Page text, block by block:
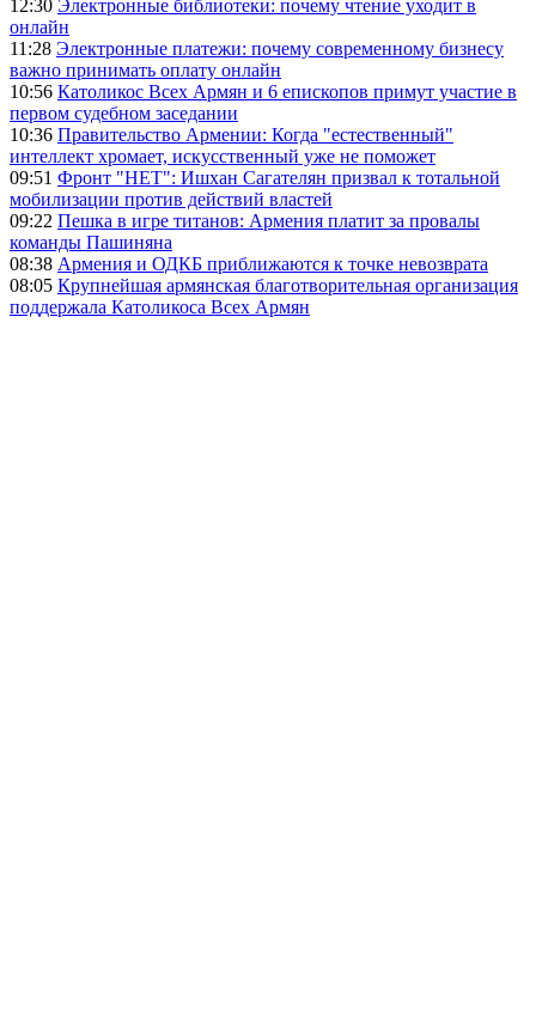
12:30 Электронные библиотеки: почему чтение уходит в
онлайн
11:28 Электронные платежи: почему современному бизнесу
важно принимать оплату онлайн
10:56 Католикос Всех Армян и 6 епископов примут участие в
первом судебном заседании
10:36 Правительство Армении: Когда "естественный"
интеллект хромает, искусственный уже не поможет
09:51 Фронт "НЕТ": Ишхан Сагателян призвал к тотальной
мобилизации против действий властей
09:22 Пешка в игре титанов: Армения платит за провалы
команды Пашиняна
08:38 Армения и ОДКБ приближаются к точке невозврата
08:05 Крупнейшая армянская благотворительная организация
поддержала Католикоса Всех Армян